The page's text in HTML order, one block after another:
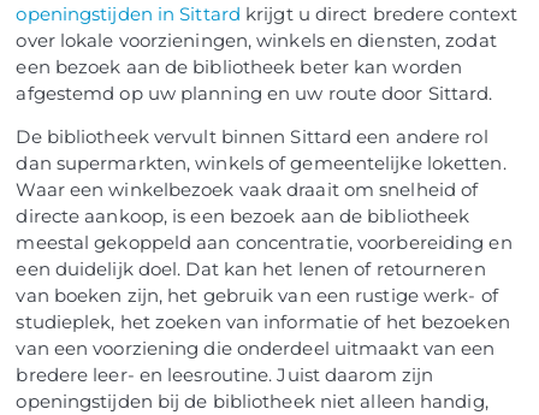
openingstijden in Sittard krijgt u direct bredere context
over lokale voorzieningen, winkels en diensten, zodat
een bezoek aan de bibliotheek beter kan worden
afgestemd op uw planning en uw route door Sittard.
De bibliotheek vervult binnen Sittard een andere rol
dan supermarkten, winkels of gemeentelijke loketten.
Waar een winkelbezoek vaak draait om snelheid of
directe aankoop, is een bezoek aan de bibliotheek
meestal gekoppeld aan concentratie, voorbereiding en
een duidelijk doel. Dat kan het lenen of retourneren
van boeken zijn, het gebruik van een rustige werk- of
studieplek, het zoeken van informatie of het bezoeken
van een voorziening die onderdeel uitmaakt van een
bredere leer- en leesroutine. Juist daarom zijn
openingstijden bij de bibliotheek niet alleen handig,